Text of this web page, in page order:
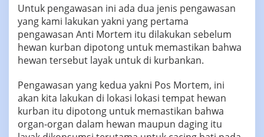
‎‎Untuk pengawasan ini ada dua jenis pengawasan
yang kami lakukan yakni yang pertama
pengawasan Anti Mortem itu dilakukan sebelum
hewan kurban dipotong untuk memastikan bahwa
hewan tersebut layak untuk di kurbankan.
‎‎Pengawasan yang kedua yakni Pos Mortem, ini
akan kita lakukan di lokasi lokasi tempat hewan
kurban itu dipotong untuk memastikan bahwa
organ-organ dalam hewan maupun daging itu